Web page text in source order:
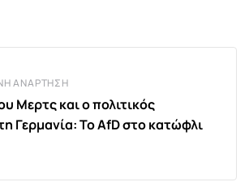
ΑΝΆΡΤΗΣΗ
Μερτς και ο πολιτικός
Γερμανία: Το AfD στο κατώφλι